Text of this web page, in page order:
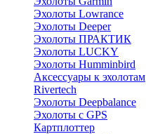
Эхолоты Lowrance
Эхолоты Deeper
Эхолоты ПРАКТИК
Эхолоты LUCKY
Эхолоты Humminbird
Аксессуары к эхолотам
Rivertech
Эхолоты Deepbalance
Эхолоты с GPS
Картплоттер